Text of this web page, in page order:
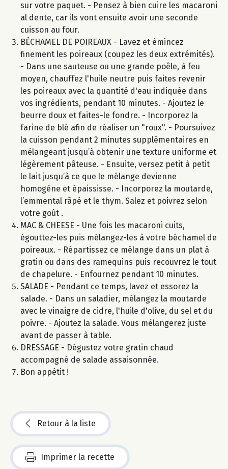
sur votre paquet. - Pensez à bien cuire les macaroni
al dente, car ils vont ensuite avoir une seconde
cuisson au four.
BÉCHAMEL DE POIREAUX - Lavez et émincez
finement les poireaux (coupez les deux extrémités).
- Dans une sauteuse ou une grande poêle, à feu
moyen, chauffez l'huile neutre puis faites revenir
les poireaux avec la quantité d'eau indiquée dans
vos ingrédients, pendant 10 minutes. - Ajoutez le
beurre doux et faites-le fondre. - Incorporez la
farine de blé afin de réaliser un "roux". - Poursuivez
la cuisson pendant 2 minutes supplémentaires en
mélangeant jusqu’à obtenir une texture uniforme et
légèrement pâteuse. - Ensuite, versez petit à petit
le lait jusqu’à ce que le mélange devienne
homogène et épaississe. - Incorporez la moutarde,
l’emmental râpé et le thym. Salez et poivrez selon
votre goût .
MAC & CHEESE - Une fois les macaroni cuits,
égouttez-les puis mélangez-les à votre béchamel de
poireaux. - Répartissez ce mélange dans un plat à
gratin ou dans des ramequins puis recouvrez le tout
de chapelure. - Enfournez pendant 10 minutes.
SALADE - Pendant ce temps, lavez et essorez la
salade. - Dans un saladier, mélangez la moutarde
avec le vinaigre de cidre, l'huile d'olive, du sel et du
poivre. - Ajoutez la salade. Vous mélangerez juste
avant de passer à table.
DRESSAGE - Dégustez votre gratin chaud
accompagné de salade assaisonnée.
Bon appétit !
Retour à la liste
Imprimer la recette